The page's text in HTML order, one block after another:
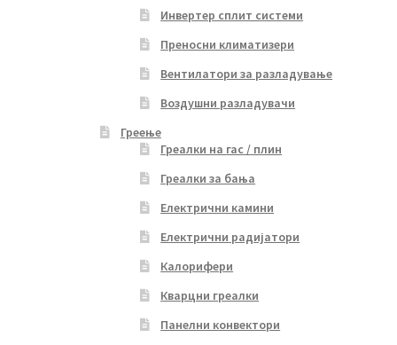
Инвертер сплит системи
Преносни климатизери
Вентилатори за разладување
Воздушни разладувачи
Греење
Греалки на гас / плин
Греалки за бања
Електрични камини
Електрични радијатори
Калорифери
Кварцни греалки
Панелни конвектори